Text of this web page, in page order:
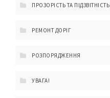
ПРОЗОРІСТЬ ТА ПІДЗВІТНІСТЬ
РЕМОНТ ДОРІГ
РОЗПОРЯДЖЕННЯ
УВАГА!